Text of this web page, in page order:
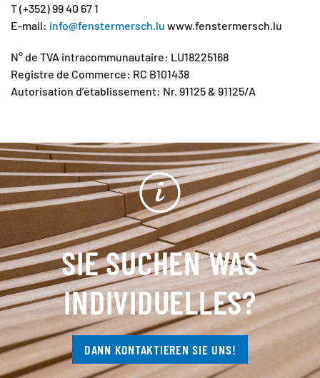
T (+352) 99 40 67 1
E-mail: info@fenstermersch.lu www.fenstermersch.lu
N° de TVA intracommunautaire: LU18225168
Registre de Commerce: RC B101438
Autorisation d’établissement: Nr. 91125 & 91125/A
SIE SUCHEN WAS
INDIVIDUELLES?
DANN KONTAKTIEREN SIE UNS!